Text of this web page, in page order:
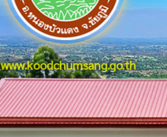
www.koodchumsang.go.th